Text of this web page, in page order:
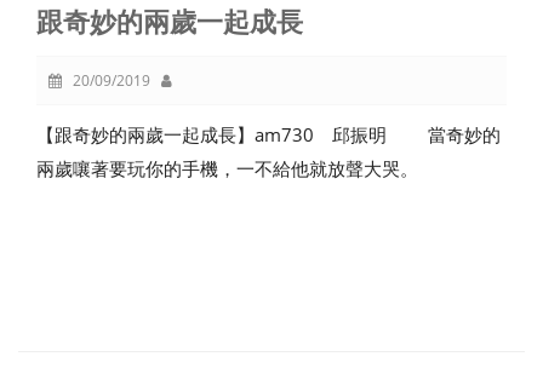
跟奇妙的兩歲一起成長
20/09/2019
【跟奇妙的兩歲一起成長】am730 邱振明 當奇妙的
兩歲嚷著要玩你的手機，一不給他就放聲大哭。